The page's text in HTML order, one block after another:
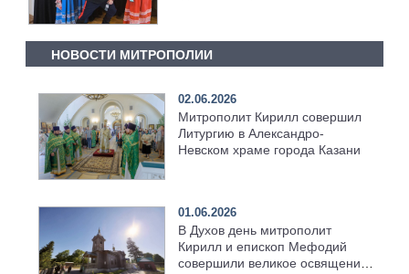
НОВОСТИ МИТРОПОЛИИ
02.06.2026
Митрополит Кирилл совершил
Литургию в Александро-
Невском храме города Казани
01.06.2026
В Духов день митрополит
Кирилл и епископ Мефодий
совершили великое освящение